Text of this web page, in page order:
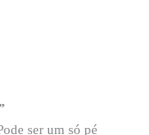
ser um só pé